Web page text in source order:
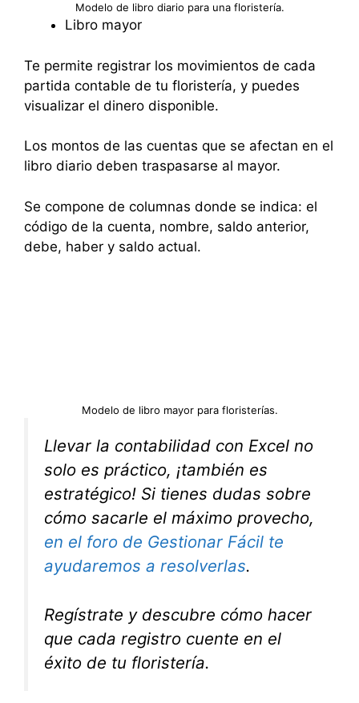
Modelo de libro diario para una floristería.
Libro mayor
Te permite registrar los movimientos de cada
partida contable de tu floristería, y puedes
visualizar el dinero disponible.
Los montos de las cuentas que se afectan en el
libro diario deben traspasarse al mayor.
Se compone de columnas donde se indica: el
código de la cuenta, nombre, saldo anterior,
debe, haber y saldo actual.
Modelo de libro mayor para floristerías.
Llevar la contabilidad con Excel no
solo es práctico, ¡también es
estratégico! Si tienes dudas sobre
cómo sacarle el máximo provecho,
en el foro de Gestionar Fácil te
ayudaremos a resolverlas.
Regístrate y descubre cómo hacer
que cada registro cuente en el
éxito de tu floristería.